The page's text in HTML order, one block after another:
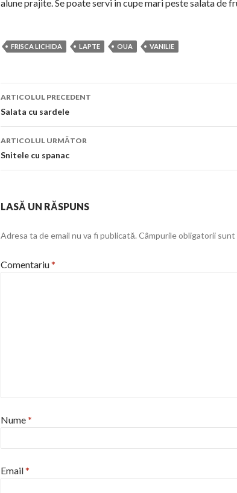
alune prajite. Se poate servi in cupe mari peste salata de
FRISCA LICHIDA LAPTE OUA VANILIE
Navigare
în
articol
ARTICOLUL PRECEDENT
Salata cu sardele
ARTICOLUL URMĂTOR
Snitele cu spanac
LASĂ UN RĂSPUNS
Adresa ta de email nu va fi publicată. Câmpurile obligatorii sunt
Comentariu*
Nume*
Email*